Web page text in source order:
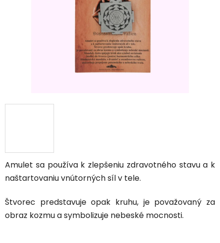
Amulet sa používa k zlepšeniu zdravotného stavu a k
naštartovaniu vnútorných síl v tele.
Štvorec predstavuje opak kruhu, je považovaný za
obraz kozmu a symbolizuje nebeské mocnosti.